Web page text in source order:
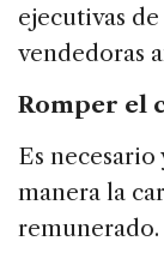
ejecutivas
vendedoras
Romper el
Es
manera la
remunerado.